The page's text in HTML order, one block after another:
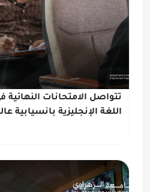
تتواصل الامتحانات النهائية
اللغة الإنجليزية بانسيابية